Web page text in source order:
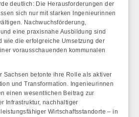
deutlich: Die Herausforderungen der
sich nur mit starken Ingenieurinnen
Nachwuchsförderung,
eine praxisnahe Ausbildung sind
wie die erfolgreiche Umsetzung der
vorausschauenden kommunalen
Sachsen betonte ihre Rolle als aktiver
und Transformation. Ingenieurinnen
einen wesentlichen Beitrag zur
Infrastruktur, nachhaltiger
Wirtschaftsstandorte – in